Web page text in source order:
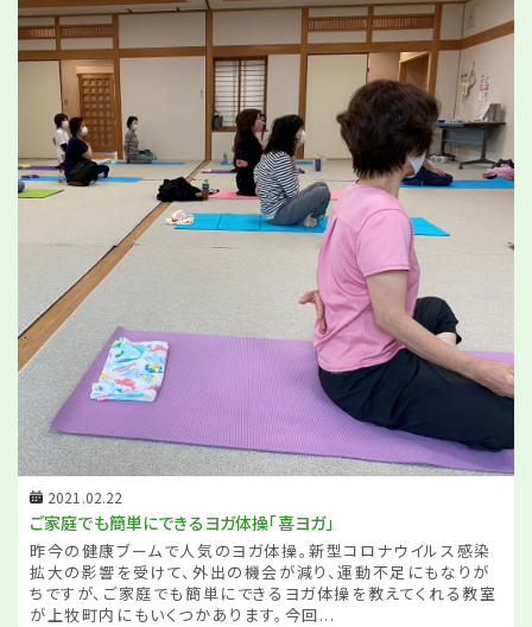
2021.02.22
ご家庭でも簡単にできるヨガ体操「喜ヨガ」
昨今の健康ブームで人気のヨガ体操。新型コロナウイルス感染
拡大の影響を受けて、外出の機会が減り、運動不足にもなりが
ちですが、ご家庭でも簡単にできるヨガ体操を教えてくれる教室
が上牧町内にもいくつかあります。今回...